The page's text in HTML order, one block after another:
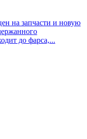
на запчасти и новую
до фарса,...